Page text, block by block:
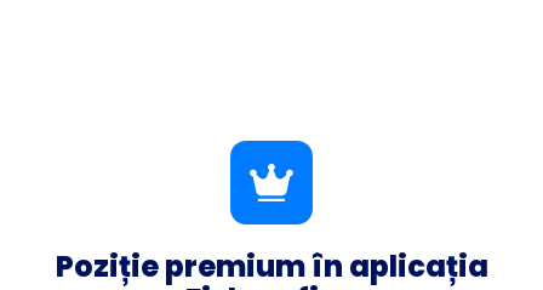
Poziție premium în aplicația